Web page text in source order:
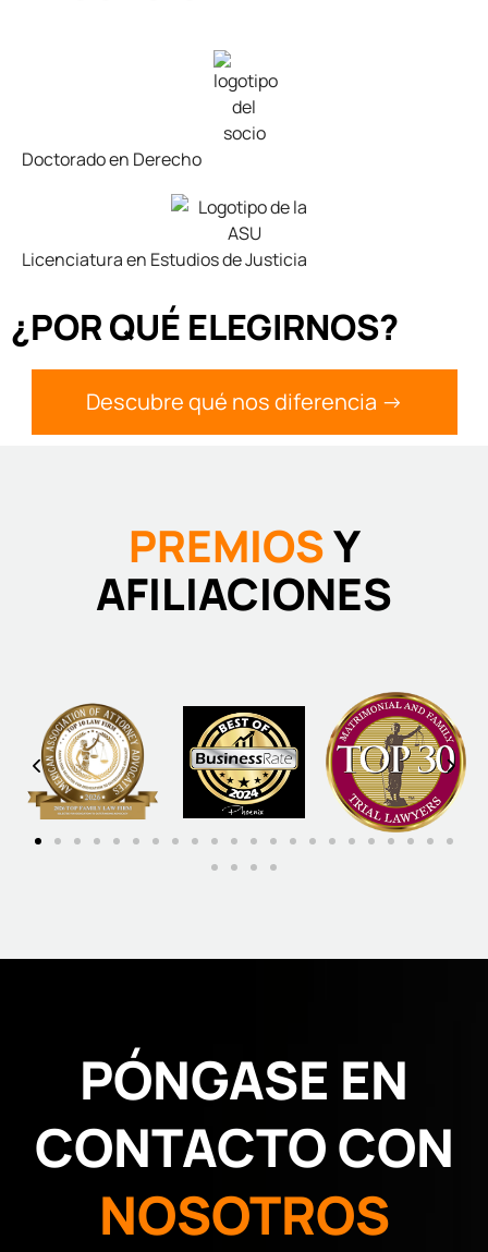
Doctorado en Derecho
Licenciatura en Estudios de Justicia
¿POR QUÉ ELEGIRNOS?
Descubre qué nos diferencia ->
PREMIOSY
AFILIACIONES
PÓNGASE EN
CONTACTO CON
NOSOTROS